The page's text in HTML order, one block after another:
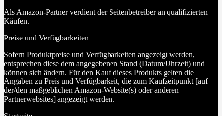
Als Amazon-Partner verdient der Seitenbetreiber an qualifizierten
Käufen.
Preise und Verfügbarkeiten
Sofern Produktpreise und Verfügbarkeiten angezeigt werden,
entsprechen diese dem angegebenen Stand (Datum/Uhrzeit) und
können sich ändern. Für den Kauf dieses Produkts gelten die
Angaben zu Preis und Verfügbarkeit, die zum Kaufzeitpunkt [auf
der/den maßgeblichen Amazon-Website(s) oder anderen
Partnerwebsites] angezeigt werden.